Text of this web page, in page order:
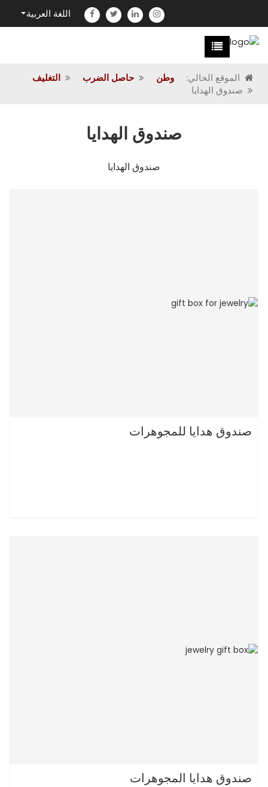
اللغة العربية
الموقع الحالي: وطن حاصل الضرب
التغليف
صندوق الهدايا
صندوق الهدايا
صندوق الهدايا
صندوق هدايا للمجوهرات
صندوق هدايا المجوهرات